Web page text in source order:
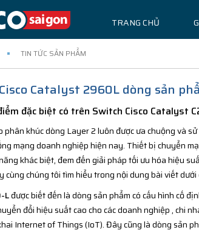
TRANG CHỦ
TIN TỨC SẢN PHẨM
Catalyst 2960L dòng sản
đặc biệt có trên Switch Cisco Catalyst
phân khúc dòng Layer 2 luôn được ưa chuộng và
mạng doanh nghiệp hiện nay. Thiết bị chuyển
khác biệt, đem đến giải pháp tối ưu hóa hiệu
cùng chúng tôi tìm hiểu trong nội dung bài viết dưới
Lđược biết đến là dòng sản phẩm có cấu hình cố
đổi hiệu suất cao cho các doanh nghiệp , chi
Internet of Things (IoT). Đây cũng là dòng sản